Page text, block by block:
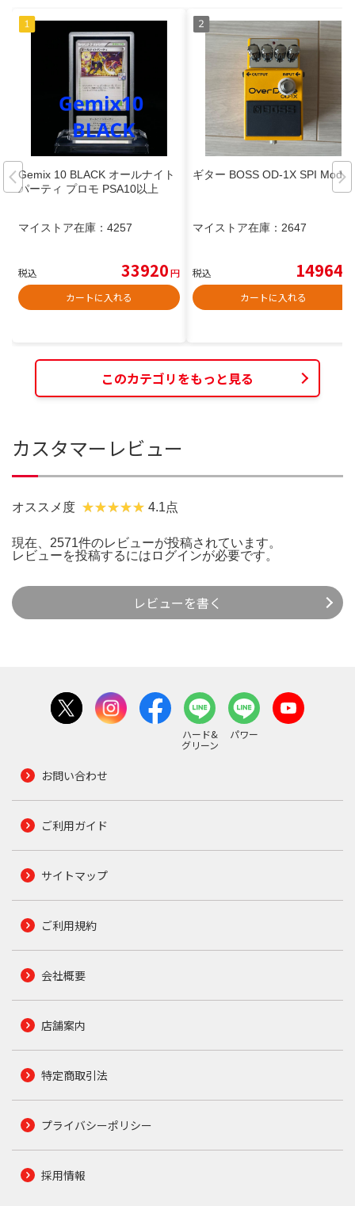
Gemix 10 BLACK オールナイト
パーティ プロモ PSA10以上
マイストア在庫： 4257
税込 33920円
カートに入れる
ギター BOSS OD-1X SPI Mod
マイストア在庫： 2647
税込 14964
カートに入れる
このカテゴリをもっと見る
カスタマーレビュー
オススメ度 4.1点
現在、2571件のレビューが投稿されています。
レビューを投稿するには ログインが必要です。
レビューを書く
ハード&
グリーン
パワー
お問い合わせ
ご利用ガイド
サイトマップ
ご利用規約
会社概要
店舗案内
特定商取引法
プライバシーポリシー
採用情報